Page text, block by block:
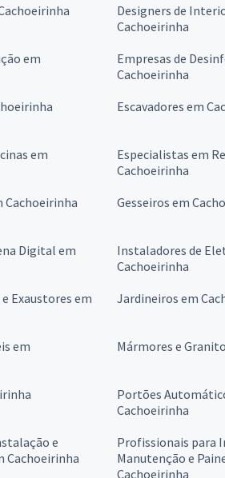
Designers de
Cachoeirinha
em
Empresas de
Cachoeirinha
Escavadores em
em
Especialistas em
Cachoeirinha
Cachoeirinha Gesseiros em
Digital em
Instaladores de
Cachoeirinha
Exaustores em
Jardineiros em
em
Mármores e
Portões
Cachoeirinha
e
Cachoeirinha
Profissionais para
Manutenção e
Cachoeirinha